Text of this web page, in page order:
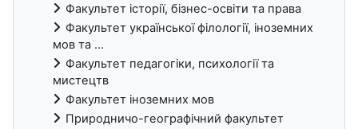
Факультет історії, бізнес-освіти та права
Факультет української філології, іноземних
мов та ...
Факультет педагогіки, психології та
мистецтв
Факультет іноземних мов
Природничо-географічний факультет